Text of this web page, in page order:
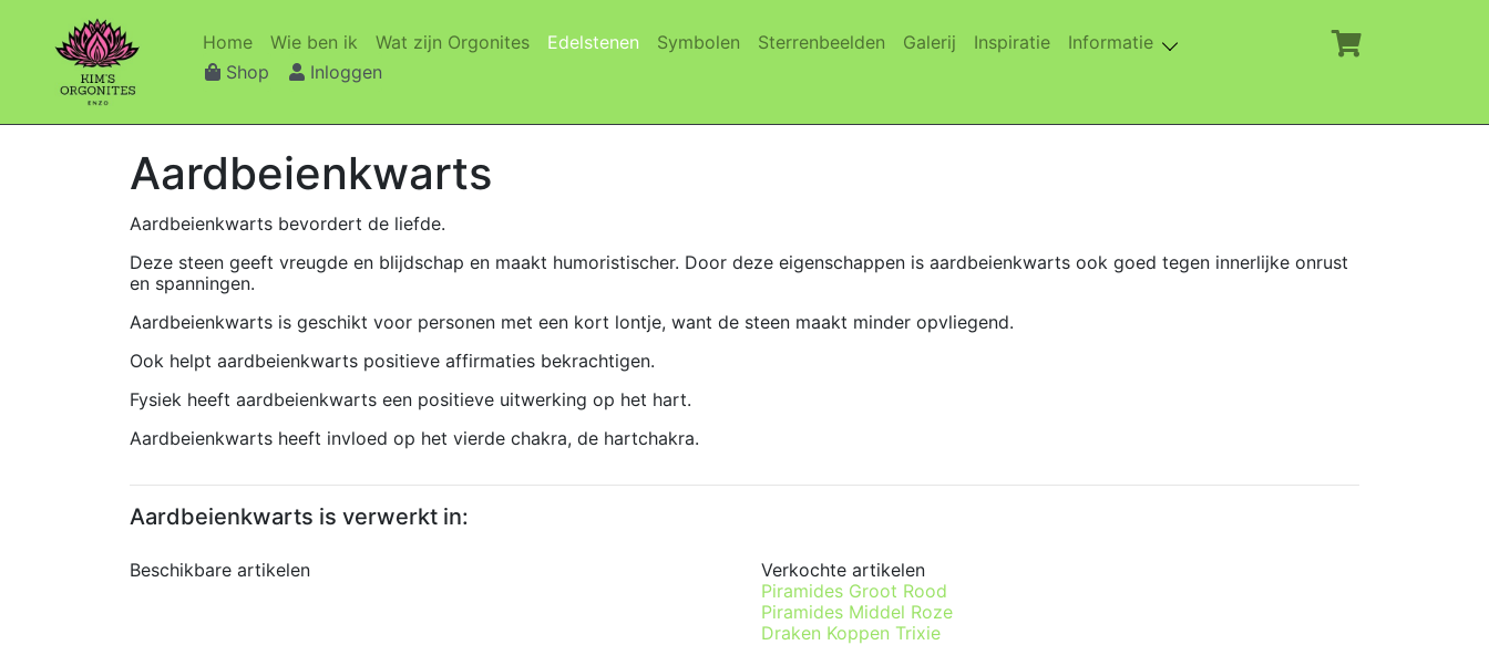
Home(current)
Wie ben ik (current)
Wat zijn Orgonites(current)
Edelstenen (current)
Symbolen (current)
Sterrenbeelden (current)
Galerij (current)
Inspiratie(current)
Informatie
Shop
Inloggen
Aardbeienkwarts
Aardbeienkwarts bevordert de liefde.
Deze steen geeft vreugde en blijdschap en maakt humoristischer. Door deze eigenschappen is aardbeienkwarts ook goed tegen innerlijke onrust
en spanningen.
Aardbeienkwarts is geschikt voor personen met een kort lontje, want de steen maakt minder opvliegend.
Ook helpt aardbeienkwarts positieve affirmaties bekrachtigen.
Fysiek heeft aardbeienkwarts een positieve uitwerking op het hart.
Aardbeienkwarts heeft invloed op het vierde chakra, de hartchakra.
Aardbeienkwarts is verwerkt in:
Beschikbare artikelen
Verkochte artikelen
Piramides Groot Rood
Piramides Middel Roze
Draken Koppen Trixie